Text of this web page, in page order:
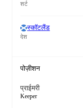
शर्ट
स्कॉटलैंड
देश
पोज़ीशन
प्राईमरी
Keeper